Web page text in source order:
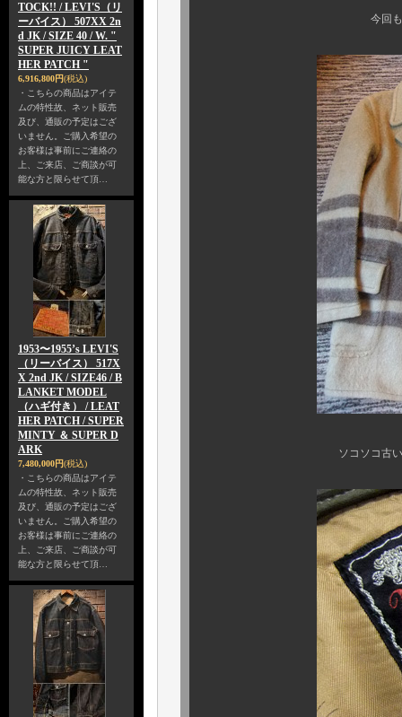
TOCK!! / LEVI'S（リ
ーバイス） 507XX 2n
d JK / SIZE 40 / W. "
SUPER JUICY LEAT
HER PATCH "
6,916,800円(税込)
・こちらの商品はアイテ
ムの特性故、ネット販売
及び、通販の予定はござ
いません。ご購入希望の
お客様は事前にご連絡の
上、ご来店、ご商談が可
能な方と限らせて頂…
1953〜1955’s LEVI'S
（リーバイス） 517X
X 2nd JK / SIZE46 / B
LANKET MODEL
（ハギ付き） / LEAT
HER PATCH / SUPER
MINTY ＆ SUPER D
ARK
7,480,000円(税込)
・こちらの商品はアイテ
ムの特性故、ネット販売
及び、通販の予定はござ
いません。ご購入希望の
お客様は事前にご連絡の
上、ご来店、ご商談が可
能な方と限らせて頂…
今回もデッドのブーツ
ソコソコ古い、ブランケッ